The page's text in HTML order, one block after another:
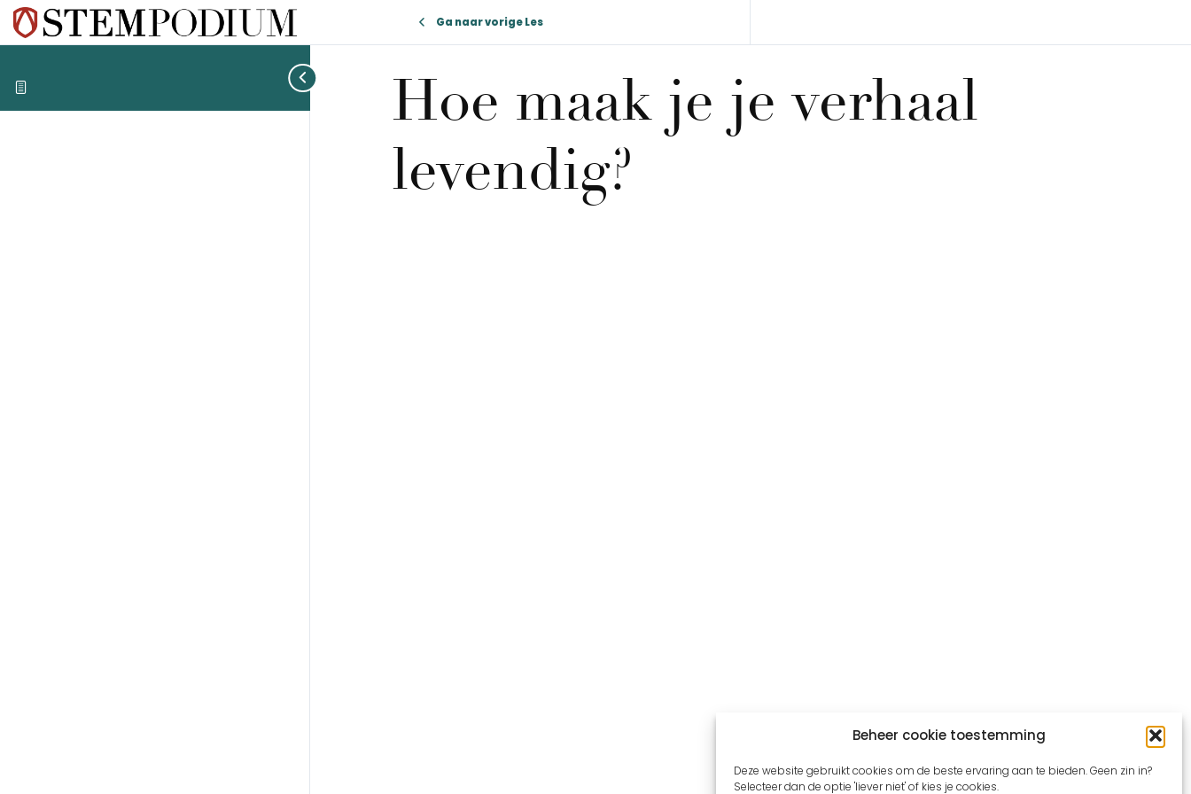
Beheer cookie toestemming
Deze website gebruikt cookies om de beste ervaring aan te bieden. Geen zin in?
Selecteer dan de optie 'liever niet' of kies je cookies.
Ga naar vorige Les
Hoe maak je je verhaal
levendig?